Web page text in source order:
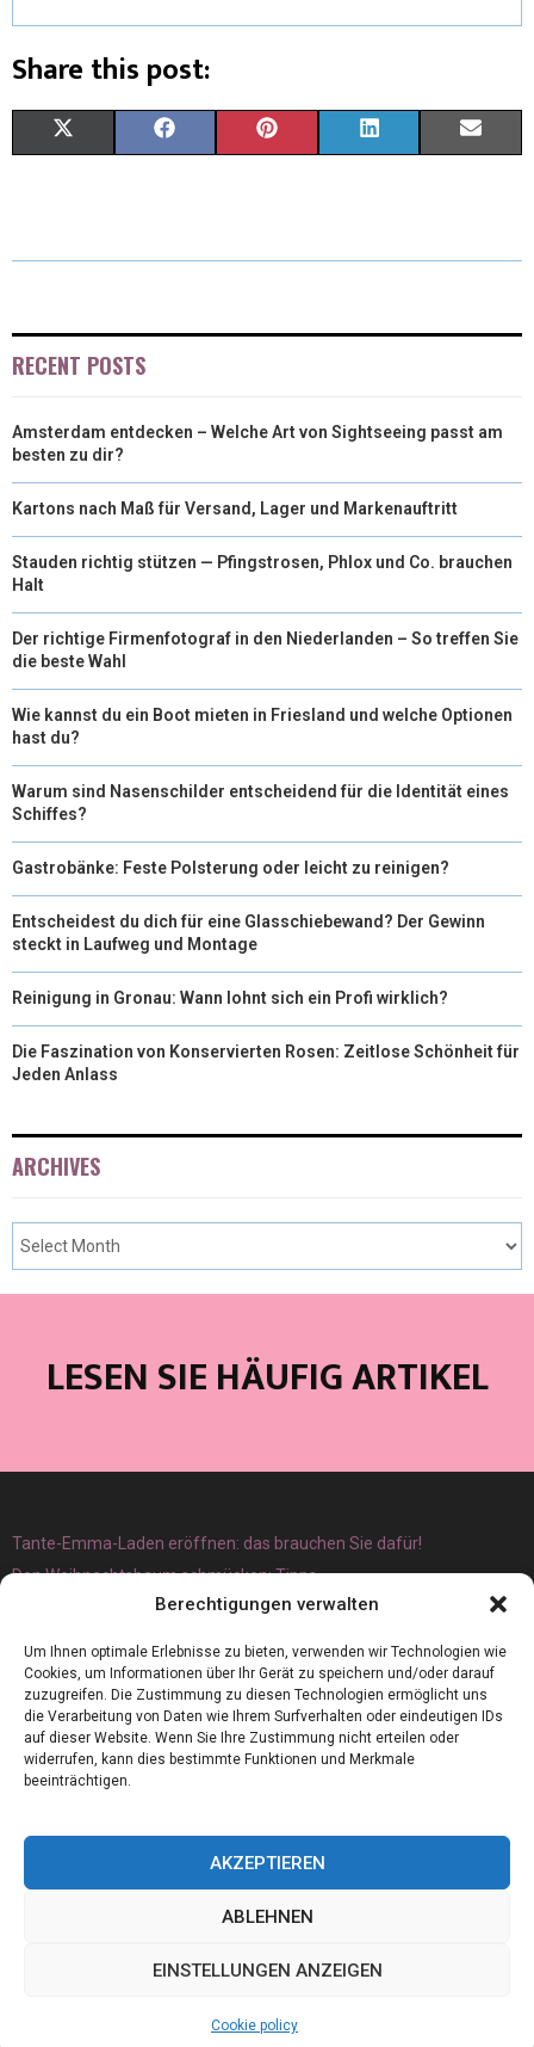
Berechtigungen verwalten
Um Ihnen optimale Erlebnisse zu bieten, verwenden wir Technologien wie
Cookies, um Informationen über Ihr Gerät zu speichern und/oder darauf
zuzugreifen. Die Zustimmung zu diesen Technologien ermöglicht uns
die Verarbeitung von Daten wie Ihrem Surfverhalten oder eindeutigen IDs
auf dieser Website. Wenn Sie Ihre Zustimmung nicht erteilen oder
widerrufen, kann dies bestimmte Funktionen und Merkmale
beeinträchtigen.
AKZEPTIEREN
ABLEHNEN
EINSTELLUNGEN ANZEIGEN
Cookie policy
Share this post:
W
E
)
E
K
T
S
K
N
I
RECENT POSTS
Amsterdam entdecken – Welche Art von Sightseeing passt am
besten zu dir?
Kartons nach Maß für Versand, Lager und Markenauftritt
Stauden richtig stützen — Pfingstrosen, Phlox und Co. brauchen
Halt
Der richtige Firmenfotograf in den Niederlanden – So treffen Sie
die beste Wahl
Wie kannst du ein Boot mieten in Friesland und welche Optionen
hast du?
Warum sind Nasenschilder entscheidend für die Identität eines
Schiffes?
Gastrobänke: Feste Polsterung oder leicht zu reinigen?
Entscheidest du dich für eine Glasschiebewand? Der Gewinn
steckt in Laufweg und Montage
Reinigung in Gronau: Wann lohnt sich ein Profi wirklich?
Die Faszination von Konservierten Rosen: Zeitlose Schönheit für
Jeden Anlass
ARCHIVES
LESEN SIE HÄUFIG ARTIKEL
Tante-Emma-Laden eröffnen: das brauchen Sie dafür!
Den Weihnachtsbaum schmücken: Tipps
Contact